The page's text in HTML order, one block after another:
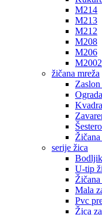
M214
M213
M212
M208
M206
M2002
žičana mreža
serije žica
U-tip
Mala
Pvc
Žica